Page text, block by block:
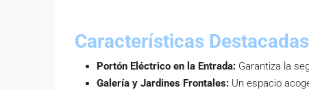
Características
Portón Eléctrico en la Entrada: Garantiza la
Galería y Jardines Frontales: Un espacio